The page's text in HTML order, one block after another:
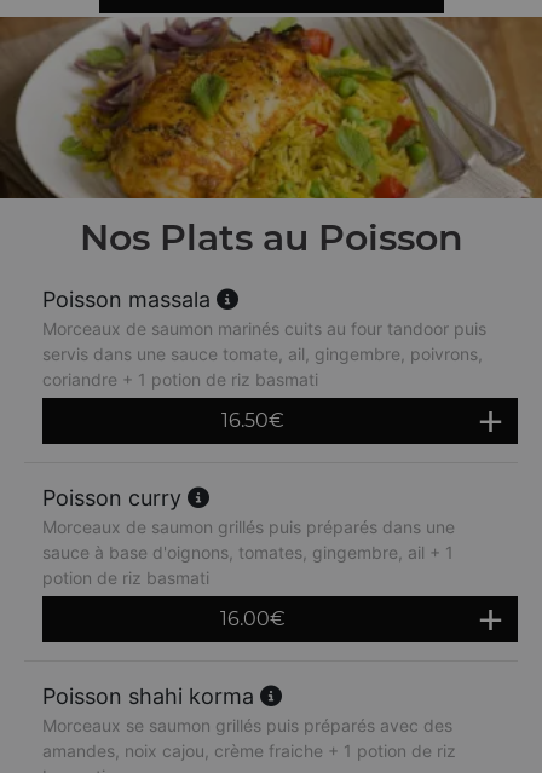
Nos Plats au Poisson
Poisson massala
Morceaux de saumon marinés cuits au four tandoor puis
servis dans une sauce tomate, ail, gingembre, poivrons,
coriandre + 1 potion de riz basmati
16.50€
Poisson curry
Morceaux de saumon grillés puis préparés dans une
sauce à base d'oignons, tomates, gingembre, ail + 1
potion de riz basmati
16.00€
Poisson shahi korma
Morceaux se saumon grillés puis préparés avec des
amandes, noix cajou, crème fraiche + 1 potion de riz